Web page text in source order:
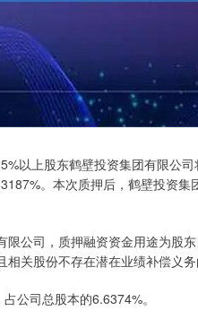
以上股东鹤壁投资集团有限公
。本次质押后，鹤壁投资
公司，质押融资资金用途为股
关股份不存在潜在业绩补偿义务
公司总股本的6.6374%。
沪深300